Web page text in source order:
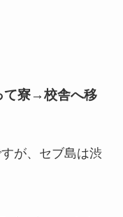
寮→校舎へ移
が、セブ島は渋